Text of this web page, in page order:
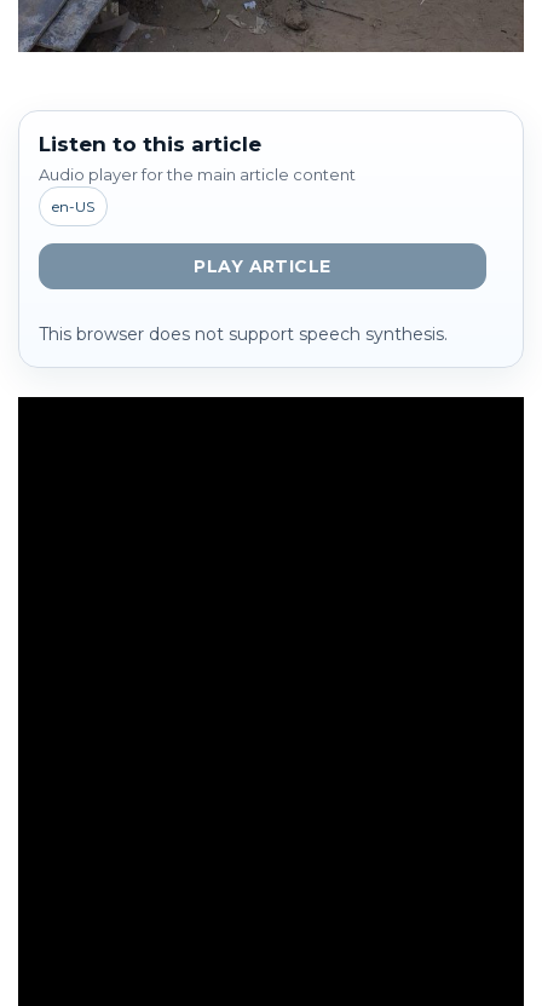
Listen to this article
Audio player for the main article content
en-US
PLAY ARTICLE
This browser does not support speech synthesis.